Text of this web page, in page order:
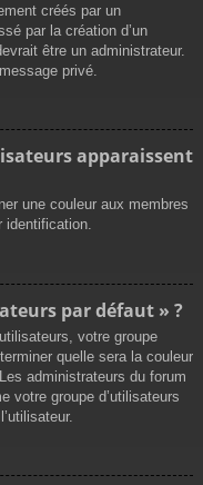
créés par un
par la création d’un
être un administrateur.
privé.
apparaissent
une couleur aux membres
identification.
par défaut » ?
votre groupe
quelle sera la couleur
administrateurs du forum
votre groupe d’utilisateurs